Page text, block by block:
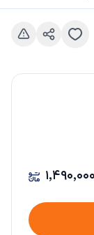
۱٬۴۹۰٬۰۰۰